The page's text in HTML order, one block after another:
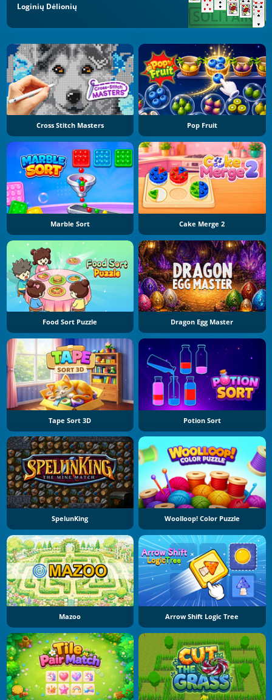
Loginių Dėlionių
Cross Stitch Masters Pop Fruit
Marble Sort Cake Merge 2
Food Sort Puzzle Dragon Egg Master
Tape Sort 3D Potion Sort
SpelunKing Woolloop! Color Puzzle
Mazoo Arrow Shift Logic Tree